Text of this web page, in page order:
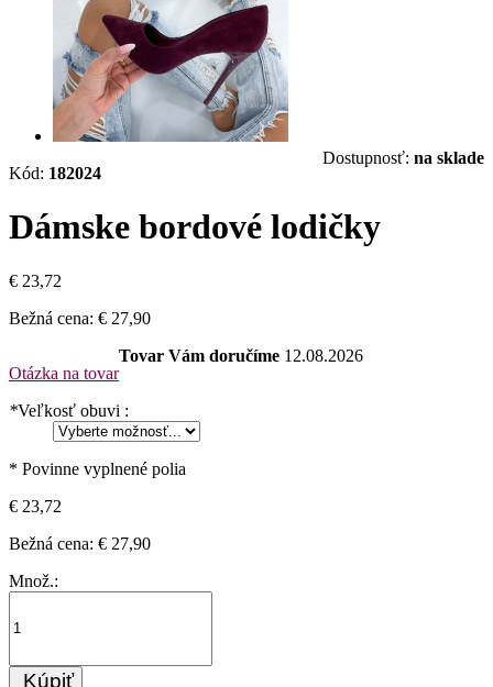
Kód: 182024
Dostupnosť: na sklade
Dámske bordové lodičky
€ 23,72
Bežná cena: € 27,90
Otázka na tovar
Tovar Vám doručíme 12.08.2026
*Veľkosť obuvi :
* Povinne vyplnené polia
€ 23,72
Bežná cena: € 27,90
Množ.:
Kúpiť